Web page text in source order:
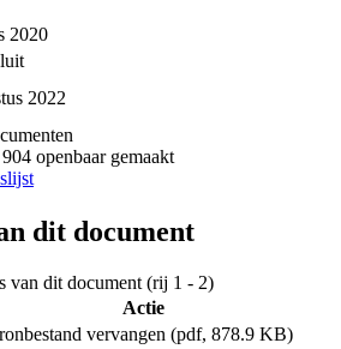
2020
2022
openbaar gemaakt
dit document
van dit document (rij 1 - 2)
Actie
vervangen (pdf, 878.9 KB)